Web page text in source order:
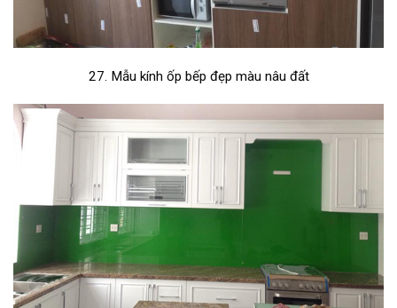
27. Mẫu kính ốp bếp đẹp màu nâu đất